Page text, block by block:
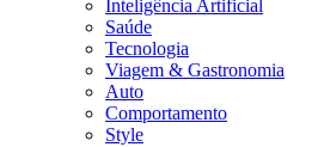
Inteligência Artificial
Saúde
Tecnologia
Viagem & Gastronomia
Auto
Comportamento
Style